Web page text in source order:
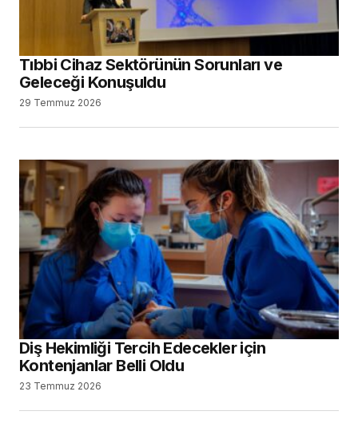
Tıbbi Cihaz Sektörünün Sorunları ve
Geleceği Konuşuldu
29 Temmuz 2026
Diş Hekimliği Tercih Edecekler için
Kontenjanlar Belli Oldu
23 Temmuz 2026